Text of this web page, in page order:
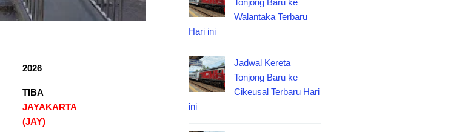
2026
TIBA
JAYAKARTA
(JAY)
Tonjong Baru ke
Walantaka Terbaru
Hari ini
Jadwal Kereta
Tonjong Baru ke
Cikeusal Terbaru Hari
ini